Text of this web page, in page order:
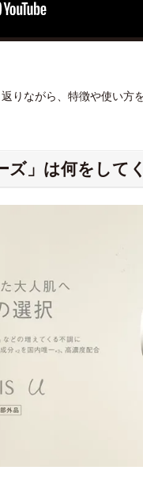
りながら、特徴や使い方
ズ」は何をして